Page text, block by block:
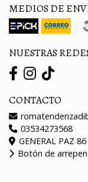
MEDIOS DE
NUESTRAS
CONTACTO
03534273568
GENERAL PAZ 86
Botón de